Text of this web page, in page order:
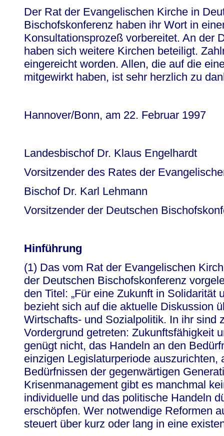
Der Rat der Evangelischen Kirche in
Bischofskonferenz haben ihr Wort in
Konsultationsprozeß vorbereitet. An der
haben sich weitere Kirchen beteiligt.
eingereicht worden. Allen, die auf die
mitgewirkt haben, ist sehr herzlich zu
Hannover/Bonn, am 22. Februar 1997
Landesbischof Dr. Klaus Engelhardt
Vorsitzender des Rates der
Bischof Dr. Karl Lehmann
Vorsitzender der Deutschen
Hinführung
(1) Das vom Rat der Evangelischen
der Deutschen Bischofskonferenz
den Titel: „Für eine Zukunft in Solidarität
bezieht sich auf die aktuelle Diskussion
Wirtschafts- und Sozialpolitik. In ihr sind
Vordergrund getreten: Zukunftsfähigkeit
genügt nicht, das Handeln an den
einzigen Legislaturperiode auszurichten,
Bedürfnissen der gegenwärtigen
Krisenmanagement gibt es manchmal
individuelle und das politische Handeln
erschöpfen. Wer notwendige Reformen
steuert über kurz oder lang in eine